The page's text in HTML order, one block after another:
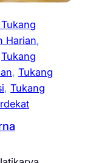
Harian
Tukang
, Tukang
, Tukang